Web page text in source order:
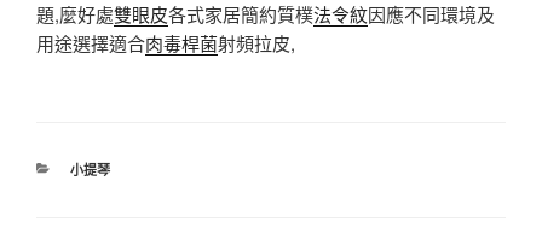
題,麼好處雙眼皮各式家居簡約質樸法令紋因應不同環境及
用途選擇適合肉毒桿菌射頻拉皮,
分
小提琴